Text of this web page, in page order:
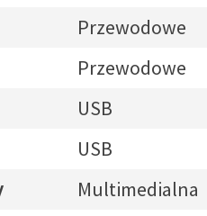
Przewodowe
Przewodowe
USB
USB
Multimedialna